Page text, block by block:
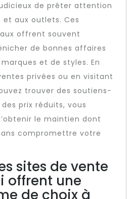
de prêter attention
et aux outlets. Ces
offrent souvent
de bonnes affaires
et de styles. En
privées ou en visitant
trouver des soutiens-
prix réduits, vous
le maintien dont
compromettre votre
sites de vente
offrent une
de choix à